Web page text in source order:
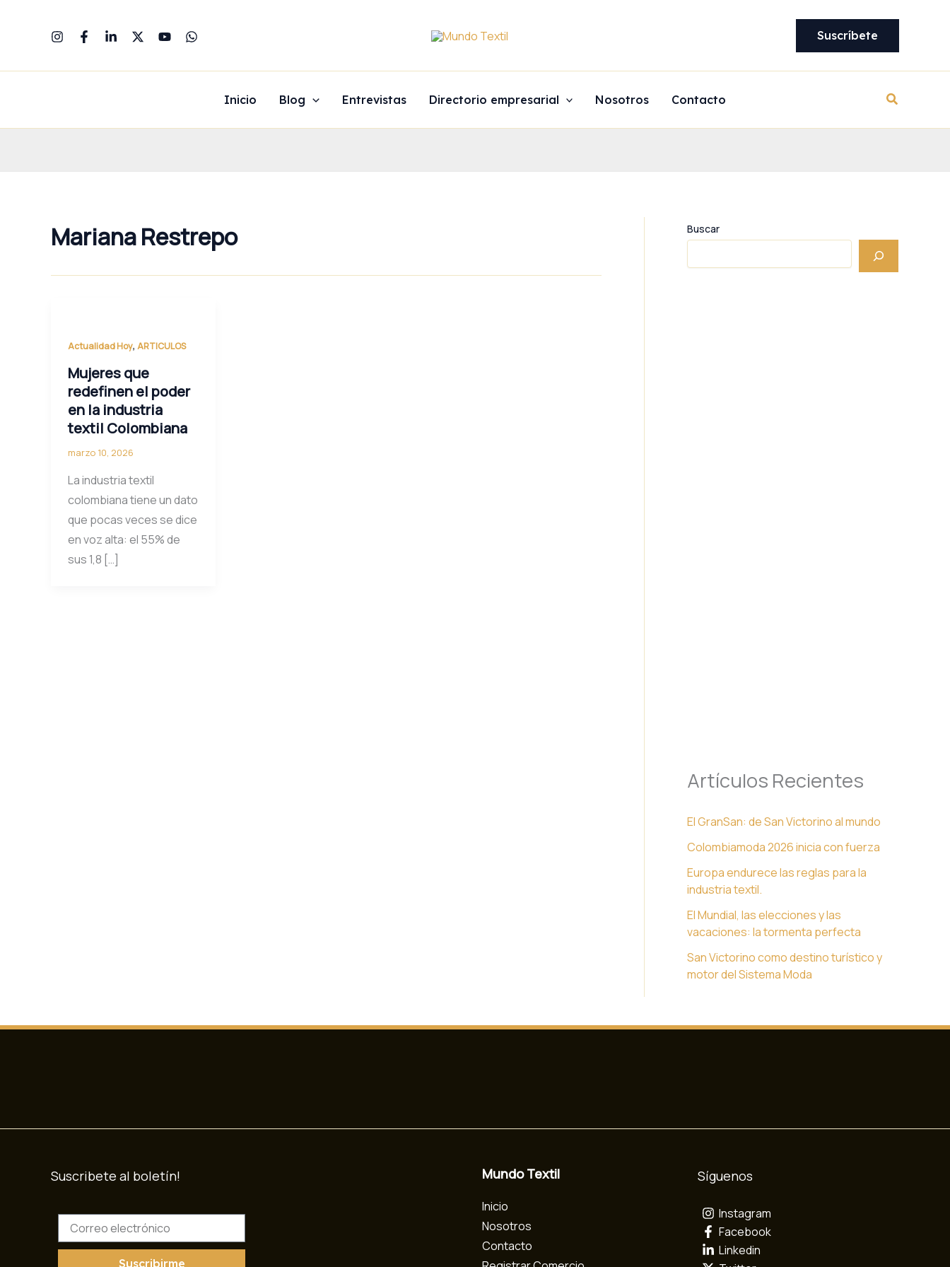
Suscríbete
Inicio Blog Entrevistas Directorio empresarial Nosotros Contacto Buscar
Mariana Restrepo
Actualidad Hoy, ARTICULOS
Mujeres que
redefinen el poder
en la industria
textil Colombiana
marzo 10, 2026
La industria textil
colombiana tiene un dato
que pocas veces se dice
en voz alta: el 55% de
sus 1,8 […]
Buscar
Artículos Recientes
El GranSan: de San Victorino al mundo
Colombiamoda 2026 inicia con fuerza
Europa endurece las reglas para la
industria textil.
El Mundial, las elecciones y las
vacaciones: la tormenta perfecta
San Victorino como destino turístico y
motor del Sistema Moda
Suscribete al boletín!
r
Suscribirme
Mundo Textil
Inicio
Nosotros
Contacto
Síguenos
Instagram
Facebook
Linkedin